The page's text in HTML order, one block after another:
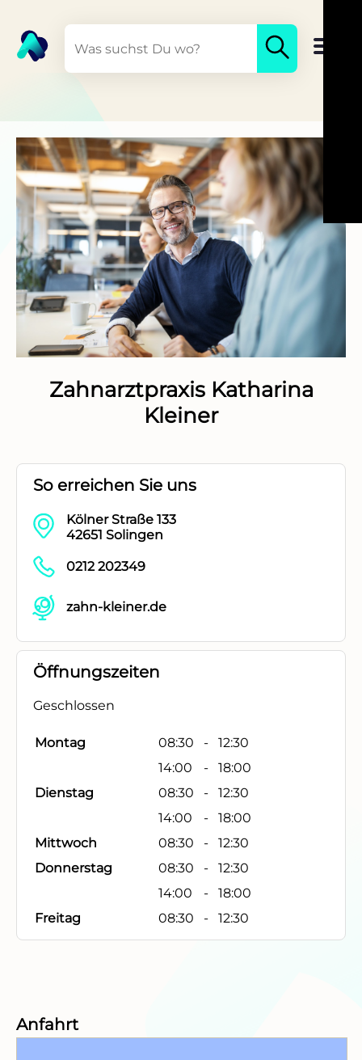
Zahnarztpraxis Katharina
Kleiner
So erreichen Sie uns
Kölner Straße 133
42651 Solingen
0212 202349
zahn-kleiner.de
Öffnungszeiten
Geschlossen
Montag 08:30 -
12:30
14:00
-
18:00
Dienstag
08:30 -
12:30
14:00
-
18:00
Mittwoch
08:30 -
12:30
Donnerstag
08:30 -
12:30
14:00
-
18:00
Freitag
08:30 - 12:30
Anfahrt